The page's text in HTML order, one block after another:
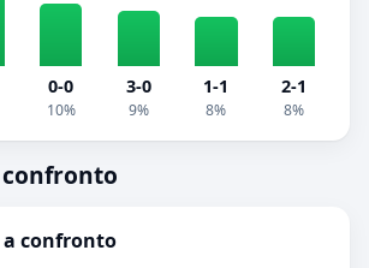
0-0
10%
3-0
9%
1-1
8%
2-1
8%
a confronto